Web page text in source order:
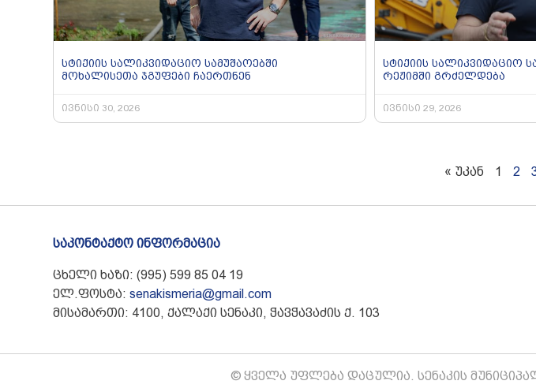
სტიქიის სალიკვიდაციო სამუშაოებში
მოხალისეთა ჯგუფები ჩაერთნენ
ივნისი 30, 2026
სტიქიის სალიკვიდაციო
რეჟიმში გრძელდება
ივნისი 29, 2026
« უკან 1 2
საკონტაქტო ინფორმაცია
ცხელი ხაზი: (995) 599 85 04 19
ელ.ფოსტა: senakismeria@gmail.com
მისამართი: 4100, ქალაქი სენაკი, ჭავჭავაძის ქ. 103
© ყველა უფლება დაცულია. სენაკის